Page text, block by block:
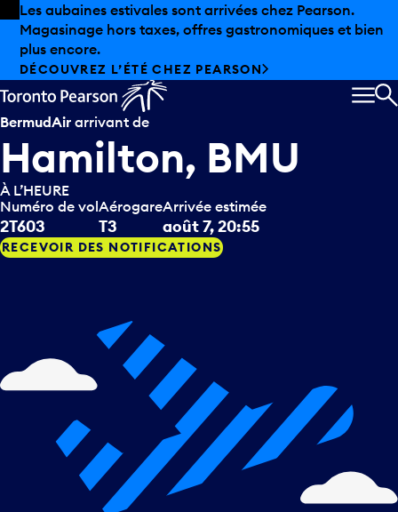
Skip to offers
Passer au contenu principal
Les aubaines estivales sont arrivées chez Pearson.
Magasinage hors taxes, offres gastronomiques et bien
plus encore.
DÉCOUVREZ L’ÉTÉ CHEZ PEARSON
BermudAir arrivant de
Hamilton, BMU
À L’HEURE
Numéro de vol
2T603
Aérogare
T3
Arrivée estimée
août 7, 20:55
RECEVOIR DES NOTIFICATIONS